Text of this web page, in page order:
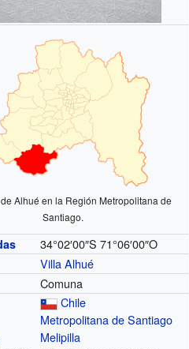
Alhué en la Región Metropolitana de
Santiago.
34°02′00″S 71°06′00″O
Villa Alhué
Comuna
Chile
Metropolitana de Santiago
Melipilla